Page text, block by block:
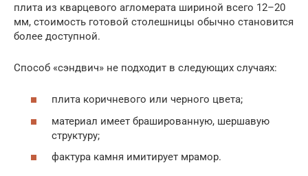
плита из кварцевого агломерата шириной всего 12–20
мм, стоимость готовой столешницы обычно становится
более доступной.
Способ «сэндвич» не подходит в следующих случаях:
плита коричневого или черного цвета;
материал имеет брашированную, шершавую
структуру;
фактура камня имитирует мрамор.